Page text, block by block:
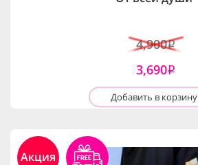
4,900i
3,690i
Добавить в корзину
Акция